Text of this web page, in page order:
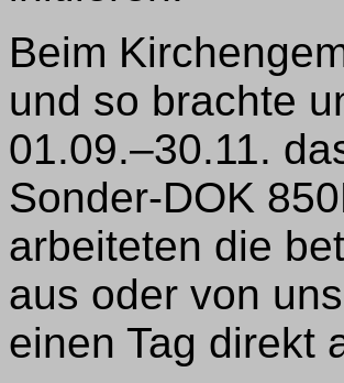
Beim
und so brachte
01.09.–30.11.
Sonder-DOK
arbeiteten die
aus oder von
einen Tag direkt